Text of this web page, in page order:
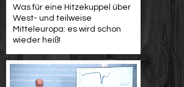
Was für eine Hitzekuppel über
West- und teilweise
Mitteleuropa: es wird schon
wieder heiß!